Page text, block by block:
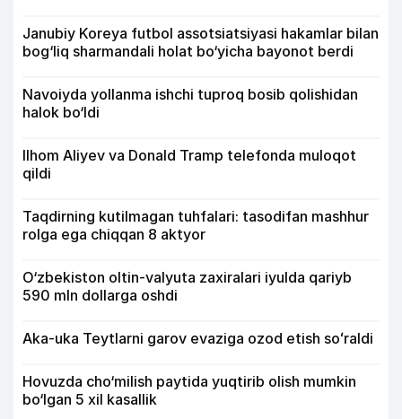
Janubiy Koreya futbol assotsiatsiyasi hakamlar bilan
bog‘liq sharmandali holat bo‘yicha bayonot berdi
Navoiyda yollanma ishchi tuproq bosib qolishidan
halok bo‘ldi
Ilhom Aliyev va Donald Tramp telefonda muloqot
qildi
Taqdirning kutilmagan tuhfalari: tasodifan mashhur
rolga ega chiqqan 8 aktyor
O‘zbekiston oltin-valyuta zaxiralari iyulda qariyb
590 mln dollarga oshdi
Aka-uka Teytlarni garov evaziga ozod etish soʻraldi
Hovuzda cho‘milish paytida yuqtirib olish mumkin
bo‘lgan 5 xil kasallik